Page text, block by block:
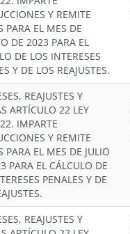
Y REMITE
PARA EL MES DE
DE 2023 PARA EL
DE LOS INTERESES
Y DE LOS REAJUSTES.
REAJUSTES Y
ARTÍCULO 22 LEY
IMPARTE
Y REMITE
PARA EL MES DE JULIO
PARA EL CÁLCULO DE
PENALES Y DE
REAJUSTES Y